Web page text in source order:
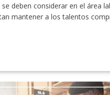
deben considerar en el área
mantener a los talentos